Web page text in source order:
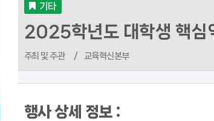
기타
2025학년도 대학생 핵심
주최 및 주관 / 교육혁신본부
행사 상세 정보 :